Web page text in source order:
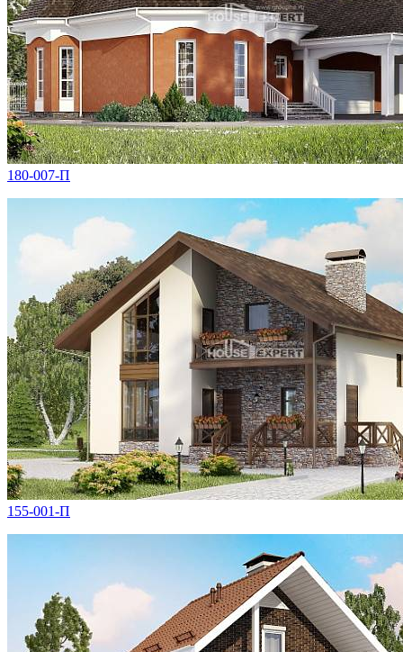
180-007-П
155-001-П